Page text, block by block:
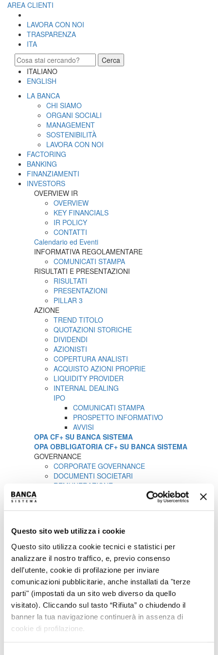
Questo sito web utilizza i cookie
Questo sito utilizza cookie tecnici e statistici per
analizzare il nostro traffico, e, previo consenso
dell’utente, cookie di profilazione per inviare
comunicazioni pubblicitarie, anche installati da "terze
parti" (impostati da un sito web diverso da quello
visitato). Cliccando sul tasto “Rifiuta” o chiudendo il
banner la tua navigazione continuerà in assenza di
cookie di profilazione.
AREA CLIENTI
LAVORA CON NOI
TRASPARENZA
ITA
Cerca
ITALIANO
ENGLISH
LA BANCA
CHI SIAMO
ORGANI SOCIALI
MANAGEMENT
SOSTENIBILITÀ
LAVORA CON NOI
FACTORING
BANKING
FINANZIAMENTI
INVESTORS
OVERVIEW IR
OVERVIEW
KEY FINANCIALS
IR POLICY
CONTATTI
Calendario ed Eventi
INFORMATIVA REGOLAMENTARE
COMUNICATI STAMPA
RISULTATI E PRESENTAZIONI
RISULTATI
PRESENTAZIONI
PILLAR 3
AZIONE
TREND TITOLO
QUOTAZIONI STORICHE
DIVIDENDI
AZIONISTI
COPERTURA ANALISTI
ACQUISTO AZIONI PROPRIE
LIQUIDITY PROVIDER
INTERNAL DEALING
IPO
COMUNICATI STAMPA
PROSPETTO INFORMATIVO
AVVISI
OPA CF+ SU BANCA SISTEMA
OPA OBBLIGATORIA CF+ SU BANCA SISTEMA
GOVERNANCE
CORPORATE GOVERNANCE
DOCUMENTI SOCIETARI
REMUNERAZIONE
RELAZIONI SUL GOVERNO SOCIETARIO
PROCEDURA IN MATERIA DI MARKET ABUSE
VOTO MAGGIORATO
COMUNICATI STAMPA
CONTATTI
CONTATTI
Key Financials
Crediti alla Clientela